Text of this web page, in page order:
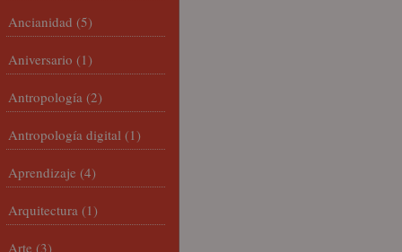
Ancianidad (5)
Aniversario (1)
Antropología (2)
Antropología digital (1)
Aprendizaje (4)
Arquitectura (1)
Arte (3)